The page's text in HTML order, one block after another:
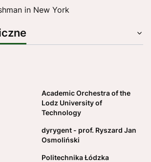
in New York
Academic Orchestra of the
Lodz University of
Technology
dyrygent - prof. Ryszard Jan
Osmoliński
Politechnika Łódzka